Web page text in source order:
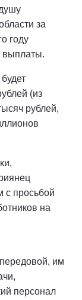
за
году
выплаты.
(из
рублей,
с просьбой
на
им
персонал